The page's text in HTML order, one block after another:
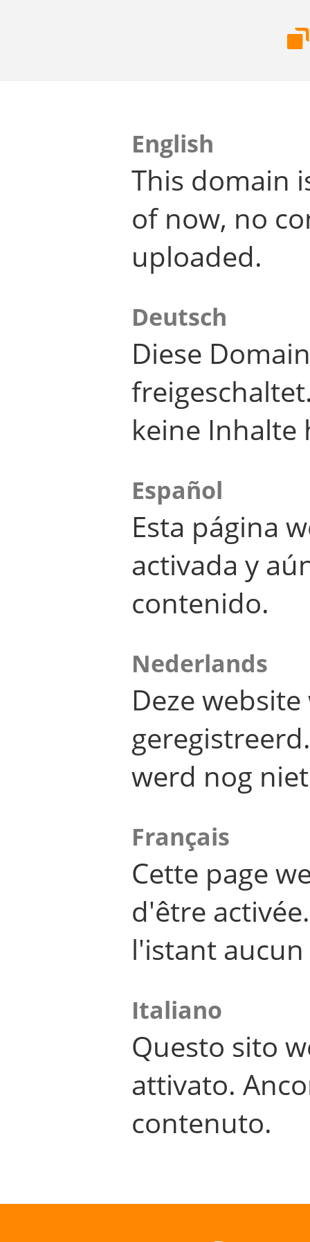
English
This domain
of now, no
uploaded.
Deutsch
Diese
keine Inhalte
Español
Esta página
activada y
contenido.
Nederlands
Deze
werd nog
Français
Cette page
d'être
l'istant
Italiano
Questo sito
attivato.
contenuto.